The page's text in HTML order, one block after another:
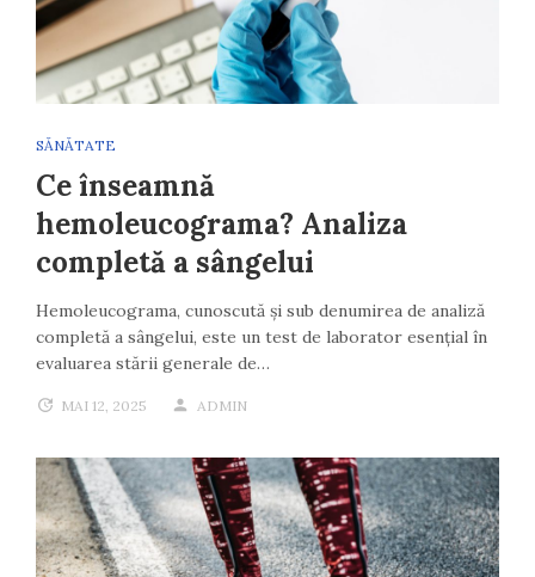
SĂNĂTATE
Ce înseamnă
hemoleucograma? Analiza
completă a sângelui
Hemoleucograma, cunoscută și sub denumirea de analiză
completă a sângelui, este un test de laborator esențial în
evaluarea stării generale de…
MAI 12, 2025 ADMIN